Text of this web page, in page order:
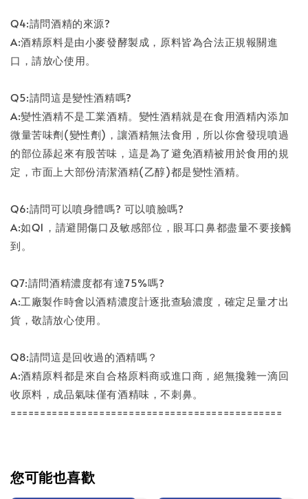
Q4:請問酒精的來源?
A:酒精原料是由小麥發酵製成，原料皆為合法正規報關進
口，請放心使用。
Q5:請問這是變性酒精嗎?
A:變性酒精不是工業酒精。變性酒精就是在食用酒精內添加
微量苦味劑(變性劑)，讓酒精無法食用，所以你會發現噴過
的部位舔起來有股苦味，這是為了避免酒精被用於食用的規
定，市面上大部份清潔酒精(乙醇)都是變性酒精。
Q6:請問可以噴身體嗎? 可以噴臉嗎?
A:如Q1，請避開傷口及敏感部位，眼耳口鼻都盡量不要接觸
到。
Q7:請問酒精濃度都有達75%嗎?
A:工廠製作時會以酒精濃度計逐批查驗濃度，確定足量才出
貨，敬請放心使用。
Q8:請問這是回收過的酒精嗎？
A:酒精原料都是來自合格原料商或進口商，絕無攙雜一滴回
收原料，成品氣味僅有酒精味，不刺鼻。
==============================================
您可能也喜歡